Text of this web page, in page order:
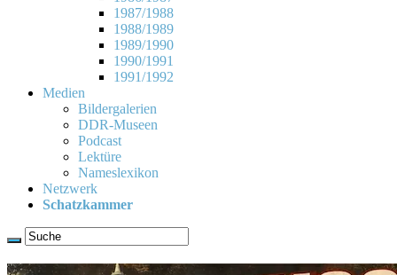
1987/1988
1988/1989
1989/1990
1990/1991
1991/1992
Medien
Bildergalerien
DDR-Museen
Podcast
Lektüre
Nameslexikon
Netzwerk
Schatzkammer